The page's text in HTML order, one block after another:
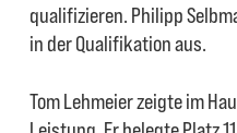
qualifizieren. Philipp
in der Qualifikation aus.
Tom Lehmeier zeigte im